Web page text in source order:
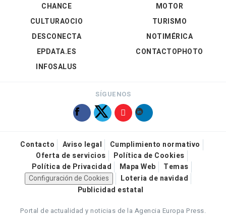
CHANCE
CULTURAOCIO
DESCONECTA
EPDATA.ES
INFOSALUS
MOTOR
TURISMO
NOTIMÉRICA
CONTACTOPHOTO
SÍGUENOS
Contacto Aviso legal
Cumplimiento normativo
Oferta de servicios
Política de Cookies
Política de Privacidad
Mapa Web
Temas
Configuración de Cookies
Loteria de navidad
Publicidad estatal
Portal de actualidad y noticias de la Agencia Europa Press.